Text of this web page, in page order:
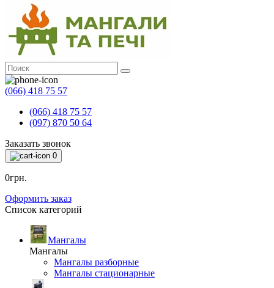
(066) 418 75 57
(066) 418 75 57
(097) 870 50 64
Заказать звонок
0
0грн.
Оформить заказ
Список категорий
Мангалы
Мангалы
Мангалы разборные
Мангалы стационарные